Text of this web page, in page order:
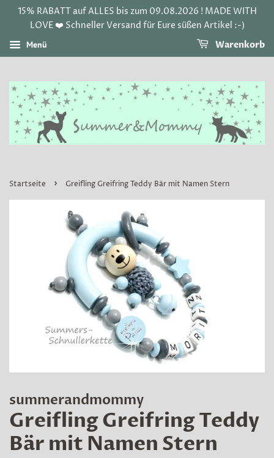
15% RABATT auf ALLES bis zum 09.08.2026 ! MADE WITH
LOVE ❤️ Schneller Versand für Eure süßen Artikel :-)
Menü Warenkorb
Startseite › Greifling Greifring Teddy Bär mit Namen Stern
summerandmommy
Greifling Greifring Teddy
Bär mit Namen Stern